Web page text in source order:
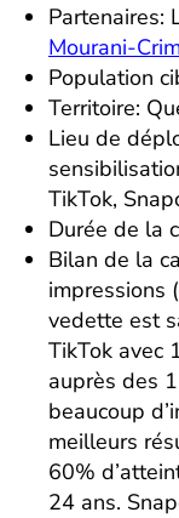
Partenaires:
Mourani-
Population
Territoire:
Lieu de
TikTok,
Durée de la
Bilan de la
impressions
vedette est
TikTok avec
auprès des
beaucoup
meilleurs
60%
24 ans.